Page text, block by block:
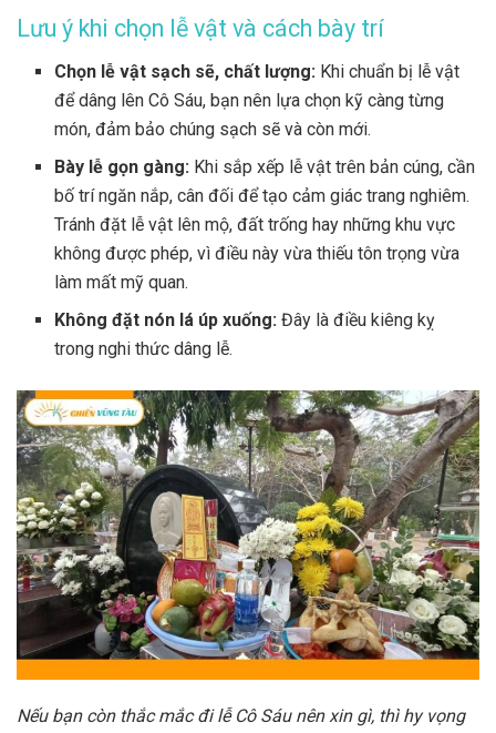
Lưu ý khi chọn lễ vật và cách bày trí
Chọn lễ vật sạch sẽ, chất lượng: Khi chuẩn bị lễ vật
để dâng lên Cô Sáu, bạn nên lựa chọn kỹ càng từng
món, đảm bảo chúng sạch sẽ và còn mới.
Bày lễ gọn gàng: Khi sắp xếp lễ vật trên bản cúng, cần
bố trí ngăn nắp, cân đối để tạo cảm giác trang nghiêm.
Tránh đặt lễ vật lên mộ, đất trống hay những khu vực
không được phép, vì điều này vừa thiếu tôn trọng vừa
làm mất mỹ quan.
Không đặt nón lá úp xuống: Đây là điều kiêng kỵ
trong nghi thức dâng lễ.
Nếu bạn còn thắc mắc đi lễ Cô Sáu nên xin gì, thì hy vọng